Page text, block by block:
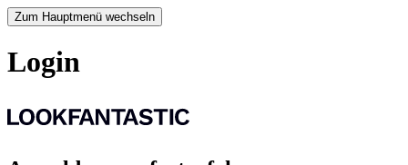
Zum Hauptmenü wechseln
Login